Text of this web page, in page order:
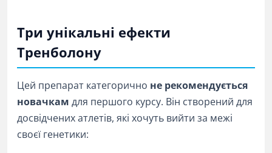
Три унікальні ефекти
Тренболону
Цей препарат категорично не рекомендується
новачкам для першого курсу. Він створений для
досвідчених атлетів, які хочуть вийти за межі
своєї генетики: